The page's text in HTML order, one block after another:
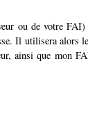
ou de votre
Il utilisera alors
ainsi que mon